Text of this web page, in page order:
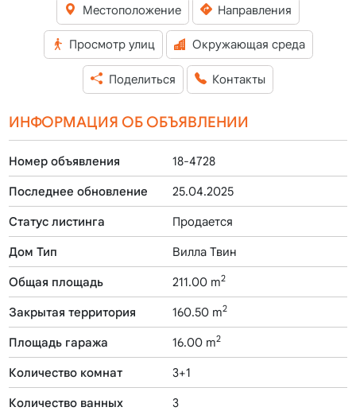
Местоположение Направления
Просмотр улиц Окружающая среда
Поделиться Контакты
ИНФОРМАЦИЯ ОБ ОБЪЯВЛЕНИИ
Номер объявления 18-4728
Последнее обновление 25.04.2025
Статус листинга Продается
Дом Тип Вилла Твин
Общая площадь 211.00 m2
Закрытая территория 160.50 m2
Площадь гаража 16.00 m2
Количество комнат 3+1
Количество ванных
3